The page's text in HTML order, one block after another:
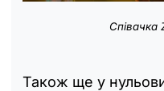
Співачка
Також ще у